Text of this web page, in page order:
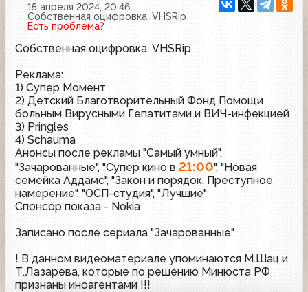
15 апреля 2024, 20:46
Собственная оцифровка. VHSRip
Есть проблема?
Собственная оцифровка. VHSRip
Реклама:
1) Супер Момент
2) Детский Благотворительный Фонд Помощи
больным Вирусными Гепатитами и ВИЧ-инфекцией
3) Pringles
4) Schauma
Анонсы после рекламы "Самый умный",
"Зачарованные", "Супер кино в 21:00", "Новая
семейка Аддамс", "Закон и порядок. Преступное
намерение", "ОСП-студия", "Лучшие"
Спонсор показа - Nokia
Записано после сериала "Зачарованные"
! В данном видеоматериале упоминаются М.Шац и
Т.Лазарева, которые по решению Минюста РФ
признаны иноагентами !!!